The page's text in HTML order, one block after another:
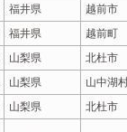
福井県 越前市
福井県 越前町
山梨県 北杜市
山梨県 山中湖
山梨県 北杜市